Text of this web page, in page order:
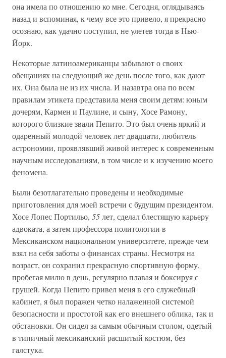
она имела по отношению ко мне. Сегодня, оглядываясь
назад и вспоминая, к чему все это привело, я прекрасно
осознаю, как удачно поступил, не улетев тогда в Нью-
Йорк.
Некоторые латиноамериканцы забывают о своих
обещаниях на следующий же день после того, как дают
их. Она была не из их числа. И назавтра она по всем
правилам этикета представила меня своим детям: юным
дочерям, Кармен и Паулине, и сыну, Хосе Рамону,
которого близкие звали Пепито. Это был очень яркий и
одаренный молодой человек лет двадцати, любитель
астрономии, проявлявший живой интерес к современным
научным исследованиям, в том числе и к изучению моего
феномена.
Были безотлагательно проведены и необходимые
приготовления для моей встречи с будущим президентом.
Хосе Лопес Портильо, 55лет, сделал блестящую карьеру
адвоката, а затем профессора политологии в
Мексиканском национальном университете, прежде чем
взял на себя заботы о финансах страны. Несмотря на
возраст, он сохранил прекрасную спортивную форму,
пробегая милю в день, регулярно плавая и боксируя с
грушей. Когда Пепито привел меня в его служебный
кабинет, я был поражен четко налаженной системой
безопасности и простотой как его внешнего облика, так и
обстановки. Он сидел за самым обычным столом, одетый
в типичный мексиканский расшитый костюм, без
галстука.